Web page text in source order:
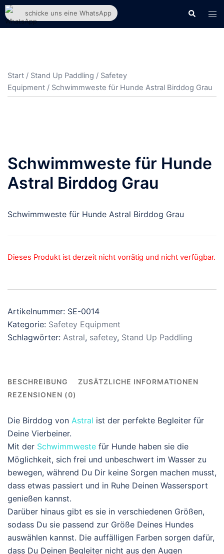
Zum
Inhalt
Suche
Start / Stand Up Paddling / Safetey
Equipment / Schwimmweste für Hunde Astral Birddog Grau
Schwimmweste für Hunde
Astral Birddog Grau
Schwimmweste für Hunde Astral Birddog Grau
Dieses Produkt ist derzeit nicht vorrätig und nicht verfügbar.
Artikelnummer: SE-0014
Kategorie: Safetey Equipment
Schlagwörter: Astral, safetey, Stand Up Paddling
BESCHREIBUNG
ZUSÄTZLICHE INFORMATIONEN
REZENSIONEN (0)
Die Birddog von Astral ist der perfekte Begleiter für
Deine Vierbeiner.
Mit der Schwimmweste für Hunde haben sie die
Möglichkeit, sich frei und unbeschwert im Wasser zu
bewegen, während Du Dir keine Sorgen machen musst,
dass etwas passiert und in Ruhe Deinen Wassersport
genießen kannst.
Darüber hinaus gibt es sie in verschiedenen Größen,
sodass Du sie passend zur Größe Deines Hundes
auswählen kannst. Die auffälligen Farben sorgen dafür,
dass Du Deinen Begleiter nicht aus den Augen
schicke uns eine WhatsApp